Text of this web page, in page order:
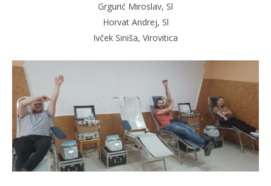
Grgurić Miroslav, Sl
Horvat Andrej, Sl
Ivček Siniša, Virovitica